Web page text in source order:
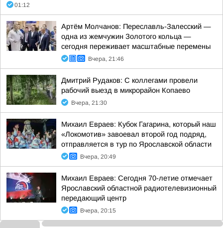
01:12
Артём Молчанов: Переславль-Залесский —
одна из жемчужин Золотого кольца —
сегодня переживает масштабные перемены
Вчера, 21:46
Дмитрий Рудаков: С коллегами провели
рабочий выезд в микрорайон Копаево
Вчера, 21:30
Михаил Евраев: Кубок Гагарина, который наш
«Локомотив» завоевал второй год подряд,
отправляется в тур по Ярославской области
Вчера, 20:49
Михаил Евраев: Сегодня 70-летие отмечает
Ярославский областной радиотелевизионный
передающий центр
Вчера, 20:15